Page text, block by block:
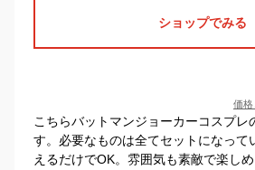
ショップでみる
価格
こちらバットマンジョーカーコスプレ
す。必要なものは全てセットになって
えるだけでOK。雰囲気も素敵で楽し